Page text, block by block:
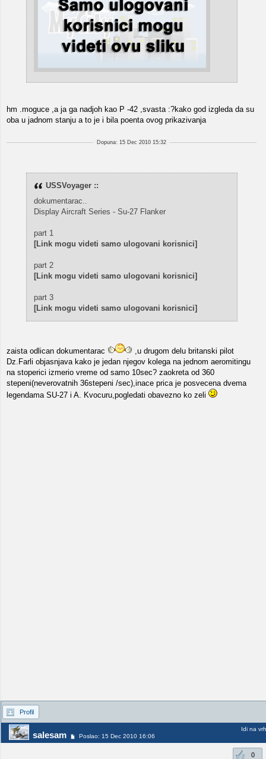
hm .moguce ,a ja ga nadjoh kao P -42 ,svasta :?kako god izgleda da su
oba u jadnom stanju a to je i bila poenta ovog prikazivanja
Dopuna: 15 Dec 2010 15:32
USSVoyager ::
dokumentarac..
Display Aircraft Series - Su-27 Flanker
part 1
[Link mogu videti samo ulogovani korisnici]
part 2
[Link mogu videti samo ulogovani korisnici]
part 3
[Link mogu videti samo ulogovani korisnici]
zaista odlican dokumentarac
,u drugom delu britanski pilot
Dz.Farli objasnjava kako je jedan njegov kolega na jednom aeromitingu
na stoperici izmerio vreme od samo 10sec? zaokreta od 360
stepeni(neverovatnih 36stepeni /sec),inace prica je posvecena dvema
legendama SU-27 i A. Kvocuru,pogledati obavezno ko zeli
Profil
salesam Poslao: 15 Dec 2010 16:06
Idi na vrh
0